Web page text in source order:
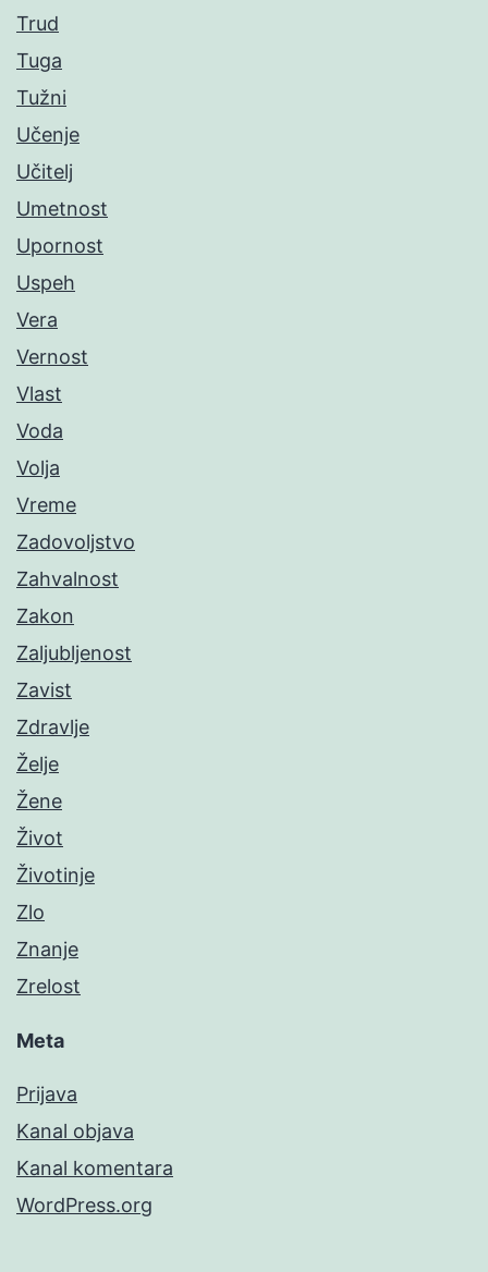
Trud
Tuga
Tužni
Učenje
Učitelj
Umetnost
Upornost
Uspeh
Vera
Vernost
Vlast
Voda
Volja
Vreme
Zadovoljstvo
Zahvalnost
Zakon
Zaljubljenost
Zavist
Zdravlje
Želje
Žene
Život
Životinje
Zlo
Znanje
Zrelost
Meta
Prijava
Kanal objava
Kanal komentara
WordPress.org